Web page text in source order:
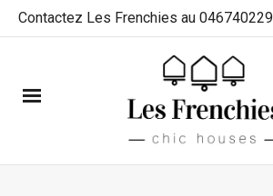
Contactez Les Frenchies au